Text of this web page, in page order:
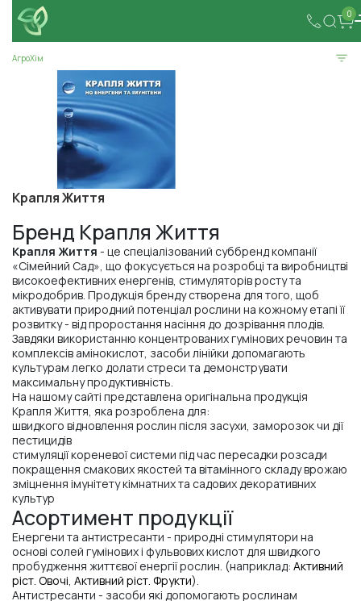
0
АгроХім
Крапля Життя
Бренд Крапля Життя
Крапля Життя - це спеціалізований суббренд компанії
«Сімейний Сад», що фокусується на розробці та виробництві
високоефективних енергенів, стимуляторів росту та
мікродобрив. Продукція бренду створена для того, щоб
активувати природний потенціал рослини на кожному етапі її
розвитку - від проростання насіння до дозрівання плодів.
Завдяки використанню концентрованих гумінових речовин та
комплексів амінокислот, засоби лінійки допомагають
культурам легко долати стреси та демонструвати
максимальну продуктивність.
На нашому сайті представлена оригінальна продукція
Крапля Життя, яка розроблена для:
швидкого відновлення рослин після засухи, заморозок чи дії
пестицидів
стимуляції кореневої системи під час пересадки розсади
покращення смакових якостей та вітамінного складу врожаю
зміцнення імунітету кімнатних та садових декоративних
культур
Асортимент продукції
Енергени та антистресанти - природні стимулятори на
основі солей гумінових і фульвових кислот для швидкого
пробудження життєвої енергії рослин. (наприклад: Активний
ріст. Овочі, Активний ріст. Фрукти).
Антистресанти - засоби які допомогають рослинам